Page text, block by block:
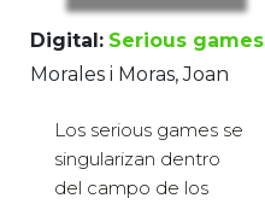
Digital: Serious games
Morales i Moras, Joan
Los serious games se
singularizan dentro
del campo de los